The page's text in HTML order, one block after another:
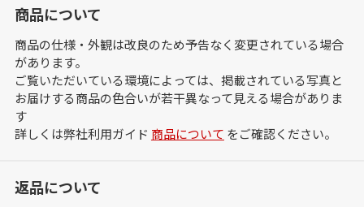
商品について
商品の仕様・外観は改良のため予告なく変更されている場合
があります。
ご覧いただいている環境によっては、掲載されている写真と
お届けする商品の色合いが若干異なって見える場合がありま
す
詳しくは弊社利用ガイド 商品について をご確認ください。
返品について